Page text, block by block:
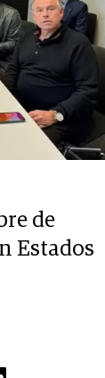
de
Estados